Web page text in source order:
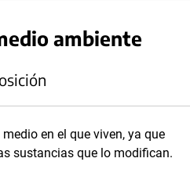
ambiente
en el que viven, ya que
sustancias que lo modifican.